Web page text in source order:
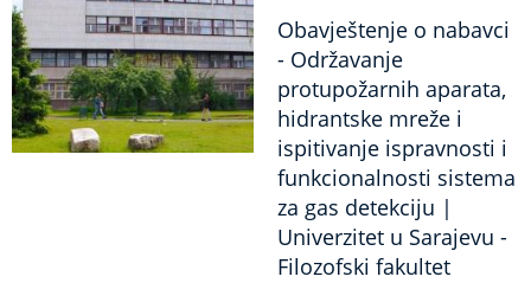
Obavještenje o nabavci
- Održavanje
protupožarnih aparata,
hidrantske mreže i
ispitivanje ispravnosti i
funkcionalnosti sistema
za gas detekciju |
Univerzitet u Sarajevu -
Filozofski fakultet